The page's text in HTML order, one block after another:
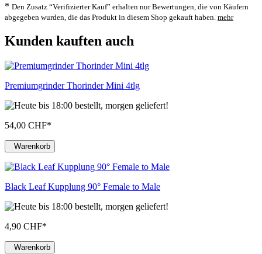
* Den Zusatz “Verifizierter Kauf” erhalten nur Bewertungen, die von Käufern
abgegeben wurden, die das Produkt in diesem Shop gekauft haben. mehr
Kunden kauften auch
Premiumgrinder Thorinder Mini 4tlg
54,00 CHF*
Warenkorb
Black Leaf Kupplung 90° Female to Male
4,90 CHF*
Warenkorb